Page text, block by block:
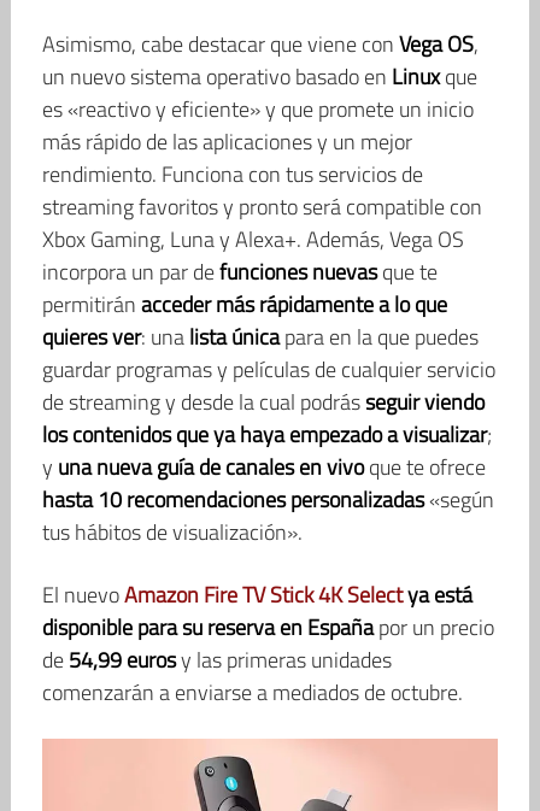
Asimismo, cabe destacar que viene conVega OS,
un nuevo sistema operativo basado en Linuxque
es «reactivo y eficiente» y que promete un inicio
más rápido de las aplicaciones y un mejor
rendimiento. Funciona con tus servicios de
streaming favoritos y pronto será compatible con
Xbox Gaming, Luna y Alexa+. Además, Vega OS
incorpora un par defunciones nuevasque te
permitiránacceder más rápidamente a lo que
quieres ver: unalista únicapara en la que puedes
guardar programas y películas de cualquier servicio
de streaming y desde la cual podrásseguir viendo
los contenidos que ya haya empezado a visualizar;
y una nueva guía de canales en vivoque te ofrece
hasta 10 recomendaciones personalizadas«según
tus hábitos de visualización».
El nuevoAmazon Fire TV Stick 4K Selectya está
disponible para su reserva en Españapor un precio
de54,99 eurosy las primeras unidades
comenzarán a enviarse a mediados de octubre.